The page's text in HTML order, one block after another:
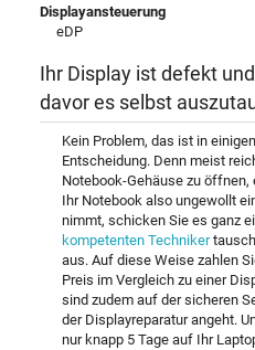
Displayansteuerung
eDP
Ihr Display ist defekt
davor es selbst
Kein Problem, das ist in
Entscheidung. Denn meist
Notebook-Gehäuse zu
Ihr Notebook also ungewollt
nimmt, schicken Sie es ganz
kompetenten Techniker
aus. Auf diese Weise zahlen
Preis im Vergleich zu einer
sind zudem auf der sicheren
der Displayreparatur angeht.
nur knapp 5 Tage auf Ihr